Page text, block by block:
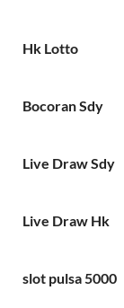
Hk Lotto
Bocoran Sdy
Live Draw Sdy
Live Draw Hk
slot pulsa 5000